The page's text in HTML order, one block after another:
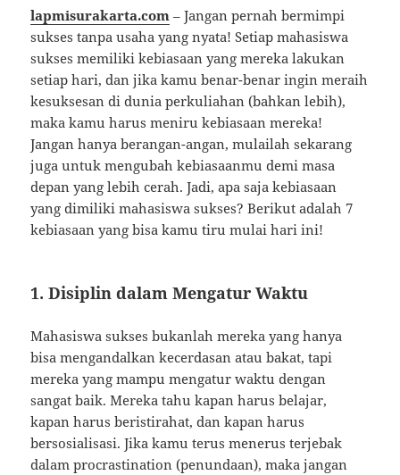
lapmisurakarta.com – Jangan pernah bermimpi
sukses tanpa usaha yang nyata! Setiap mahasiswa
sukses memiliki kebiasaan yang mereka lakukan
setiap hari, dan jika kamu benar-benar ingin meraih
kesuksesan di dunia perkuliahan (bahkan lebih),
maka kamu harus meniru kebiasaan mereka!
Jangan hanya berangan-angan, mulailah sekarang
juga untuk mengubah kebiasaanmu demi masa
depan yang lebih cerah. Jadi, apa saja kebiasaan
yang dimiliki mahasiswa sukses? Berikut adalah 7
kebiasaan yang bisa kamu tiru mulai hari ini!
1. Disiplin dalam Mengatur Waktu
Mahasiswa sukses bukanlah mereka yang hanya
bisa mengandalkan kecerdasan atau bakat, tapi
mereka yang mampu mengatur waktu dengan
sangat baik. Mereka tahu kapan harus belajar,
kapan harus beristirahat, dan kapan harus
bersosialisasi. Jika kamu terus menerus terjebak
dalam procrastination (penundaan), maka jangan